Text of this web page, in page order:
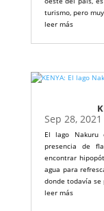
turismo, pero
leer más
Sep 28, 2021
El lago
presencia de
encontrar
agua para
donde todavía se
leer más